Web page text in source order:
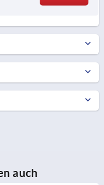
auch